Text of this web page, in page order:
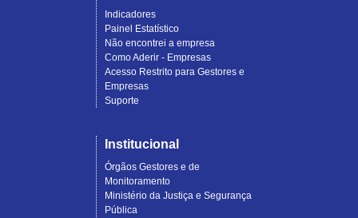
Indicadores
Painel Estatístico
Não encontrei a empresa
Como Aderir - Empresas
Acesso Restrito para Gestores e
Empresas
Suporte
Institucional
Órgãos Gestores e de
Monitoramento
Ministério da Justiça e Segurança
Pública